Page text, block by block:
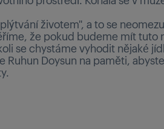
životem", a to se
že pokud budeme mít tuto
se chystáme vyhodit nějaké
Ruhun Doysun na paměti,